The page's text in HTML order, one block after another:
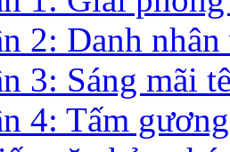
2: Danh nhân
3: Sáng mãi
4: Tấm